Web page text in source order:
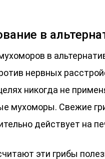
в
в
нервных
никогда не
мухоморы. Свежие
действует на
эти грибы